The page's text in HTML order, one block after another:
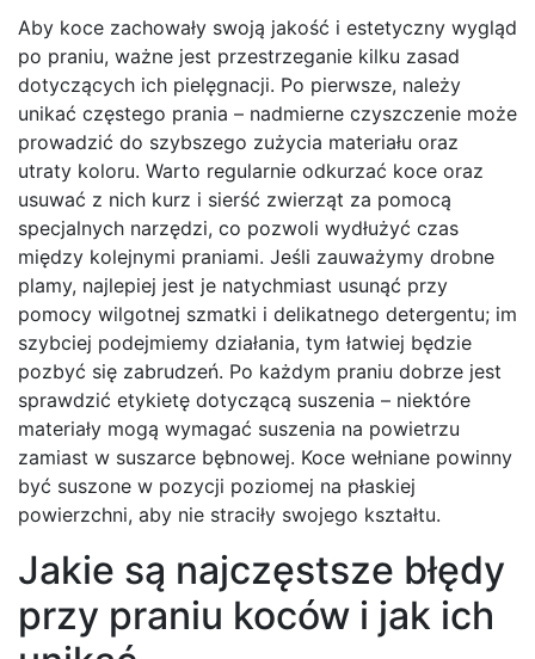
Aby koce zachowały swoją jakość i estetyczny wygląd
po praniu, ważne jest przestrzeganie kilku zasad
dotyczących ich pielęgnacji. Po pierwsze, należy
unikać częstego prania – nadmierne czyszczenie może
prowadzić do szybszego zużycia materiału oraz
utraty koloru. Warto regularnie odkurzać koce oraz
usuwać z nich kurz i sierść zwierząt za pomocą
specjalnych narzędzi, co pozwoli wydłużyć czas
między kolejnymi praniami. Jeśli zauważymy drobne
plamy, najlepiej jest je natychmiast usunąć przy
pomocy wilgotnej szmatki i delikatnego detergentu; im
szybciej podejmiemy działania, tym łatwiej będzie
pozbyć się zabrudzeń. Po każdym praniu dobrze jest
sprawdzić etykietę dotyczącą suszenia – niektóre
materiały mogą wymagać suszenia na powietrzu
zamiast w suszarce bębnowej. Koce wełniane powinny
być suszone w pozycji poziomej na płaskiej
powierzchni, aby nie straciły swojego kształtu.
Jakie są najczęstsze błędy
przy praniu koców i jak ich